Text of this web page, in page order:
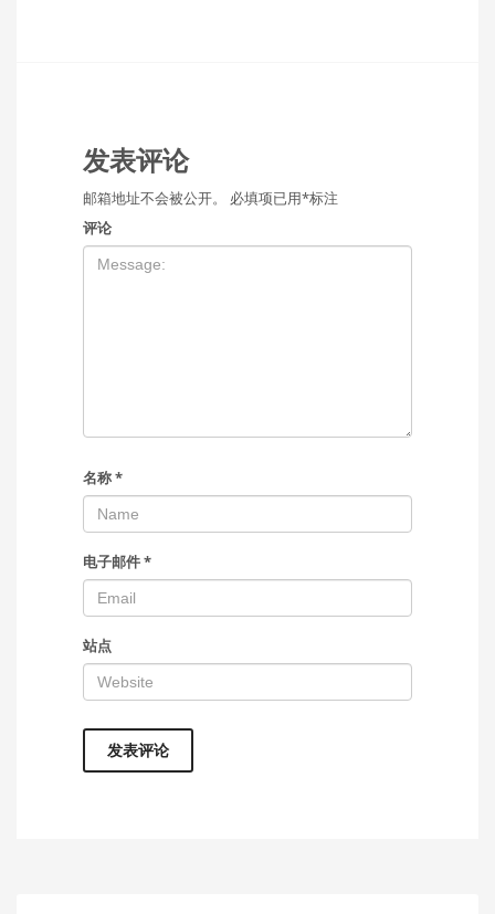
发表评论
邮箱地址不会被公开。 必填项已用*标注
评论
名称*
电子邮件*
站点